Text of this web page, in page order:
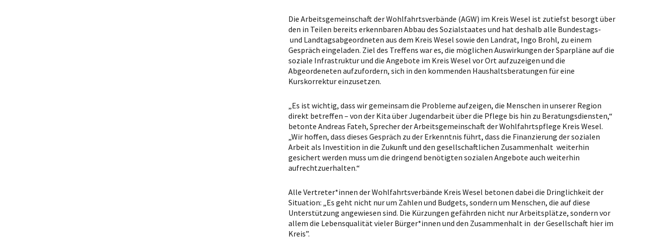
Die Arbeitsgemeinschaft der Wohlfahrtsverbände (AGW) im Kreis Wesel ist zutiefst besorgt über
den in Teilen bereits erkennbaren Abbau des Sozialstaates und hat deshalb alle Bundestags-
und Landtagsabgeordneten aus dem Kreis Wesel sowie den Landrat, Ingo Brohl, zu einem
Gespräch eingeladen. Ziel des Treffens war es, die möglichen Auswirkungen der Sparpläne auf die
soziale Infrastruktur und die Angebote im Kreis Wesel vor Ort aufzuzeigen und die
Abgeordeneten aufzufordern, sich in den kommenden Haushaltsberatungen für eine
Kurskorrektur einzusetzen.
„Es ist wichtig, dass wir gemeinsam die Probleme aufzeigen, die Menschen in unserer Region
direkt betreffen – von der Kita über Jugendarbeit über die Pflege bis hin zu Beratungsdiensten,“
betonte Andreas Fateh, Sprecher der Arbeitsgemeinschaft der Wohlfahrtspflege Kreis Wesel.
„Wir hoffen, dass dieses Gespräch zu der Erkenntnis führt, dass die Finanzierung der sozialen
Arbeit als Investition in die Zukunft und den gesellschaftlichen Zusammenhalt weiterhin
gesichert werden muss um die dringend benötigten sozialen Angebote auch weiterhin
aufrechtzuerhalten.“
Alle Vertreter*innen der Wohlfahrtsverbände Kreis Wesel betonen dabei die Dringlichkeit der
Situation: „Es geht nicht nur um Zahlen und Budgets, sondern um Menschen, die auf diese
Unterstützung angewiesen sind. Die Kürzungen gefährden nicht nur Arbeitsplätze, sondern vor
allem die Lebensqualität vieler Bürger*innen und den Zusammenhalt in der Gesellschaft hier im
Kreis”.